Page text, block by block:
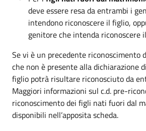
deve essere resa da entrambi i
intendono riconoscere il figlio,
genitore che intenda riconoscere
Se vi è un precedente riconoscimento
che non è presente alla dichiarazione
figlio potrà risultare riconosciuto da
Maggiori informazioni sul c.d. pre-
riconoscimento dei figli nati fuori dal
disponibili nell’apposita scheda.